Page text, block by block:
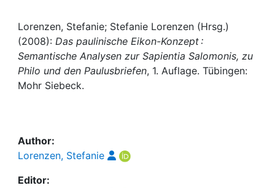
Awards
My FIS
Help
Lorenzen, Stefanie; Stefanie Lorenzen (Hrsg.)
(2008): Das paulinische Eikon-Konzept :
Semantische Analysen zur Sapientia Salomonis, zu
Philo und den Paulusbriefen, 1. Auflage. Tübingen:
Mohr Siebeck.
Author:
Lorenzen, Stefanie
Editor: